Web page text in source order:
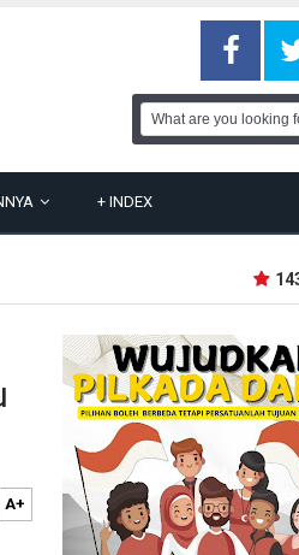
+ INDEX
143
A+